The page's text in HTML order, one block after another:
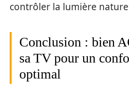
contrôler la lumière
Conclusion : bien
sa TV pour un
optimal